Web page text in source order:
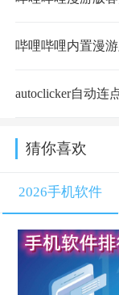
哔哩哔哩内置漫游
autoclicker自动连
猜你喜欢
2026手机软件